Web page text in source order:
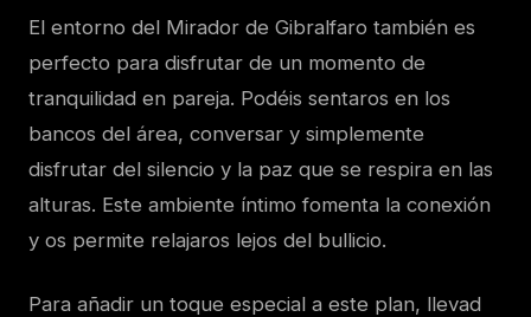
El entorno del Mirador de Gibralfaro también es
perfecto para disfrutar de un momento de
tranquilidad en pareja. Podéis sentaros en los
bancos del área, conversar y simplemente
disfrutar del silencio y la paz que se respira en las
alturas. Este ambiente íntimo fomenta la conexión
y os permite relajaros lejos del bullicio.
Para añadir un toque especial a este plan, llevad